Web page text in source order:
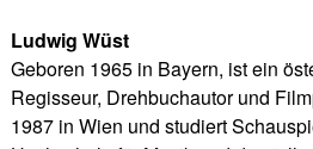
Ludwig Wüst
Geboren 1965 in Bayern, ist ein
Regisseur, Drehbuchautor und
1987 in Wien und studiert